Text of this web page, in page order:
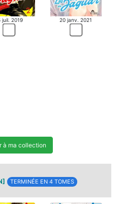
juil. 2019 20 janv. 2021
à ma collection
TERMINÉE EN 4 TOMES